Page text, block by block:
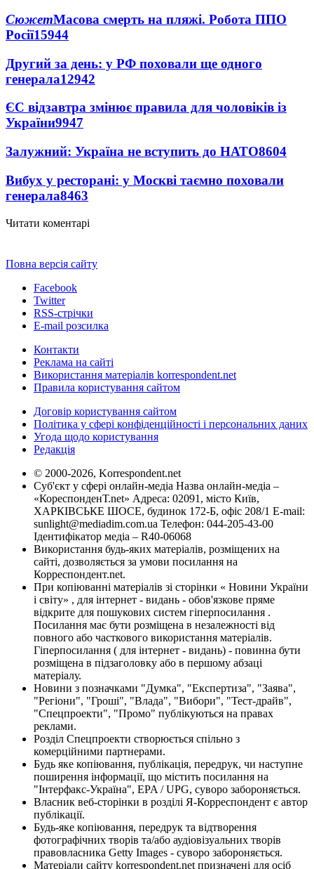
СюжетМасова смерть на пляжі. Робота ППО
Росії15944
Другий за день: у РФ поховали ще одного
генерала12942
ЄС відзавтра змінює правила для чоловіків із
України9947
Залужний: Україна не вступить до НАТО8604
Вибух у ресторані: у Москві таємно поховали
генерала8463
Читати коментарі
Повна версія сайту
Facebook
Twitter
RSS-стрічки
E-mail розсилка
Контакти
Реклама на сайті
Використання матеріалів korrespondent.net
Правила користування сайтом
Договір користування сайтом
Політика у сфері конфіденційності і персональних даних
Угода щодо користування
Редакція
© 2000-2026, Korrespondent.net
Суб'єкт у сфері онлайн-медіа Назва онлайн-медіа –
«КореспонденТ.net» Адреса: 02091, місто Київ,
ХАРКІВСЬКЕ ШОСЕ, будинок 172-Б, офіс 208/1 E-mail:
sunlight@mediadim.com.ua Телефон: 044-205-43-00
Ідентифікатор медіа – R40-06068
Використання будь-яких матеріалів, розміщених на
сайті, дозволяється за умови посилання на
Корреспондент.net.
При копіюванні матеріалів зі сторінки « Новини України
і світу» , для інтернет - видань - обов'язкове пряме
відкрите для пошукових систем гіперпосилання .
Посилання має бути розміщена в незалежності від
повного або часткового використання матеріалів.
Гіперпосилання ( для інтернет - видань) - повинна бути
розміщена в підзаголовку або в першому абзаці
матеріалу.
Новини з позначками "Думка", "Експертиза", "Заява",
"Регіони", "Гроші", "Влада", "Вибори", "Тест-драйв",
"Спецпроекти", "Промо" публікуються на правах
реклами.
Розділ Спецпроекти створюється спільно з
комерційними партнерами.
Будь яке копіювання, публікація, передрук, чи наступне
поширення інформації, що містить посилання на
"Інтерфакс-Україна", EPA / UPG, суворо забороняється.
Власник веб-сторінки в розділі Я-Корреспондент є автор
публікації.
Будь-яке копіювання, передрук та відтворення
фотографічних творів та/або аудіовізуальних творів
правовласника Getty Images - суворо забороняється.
Матеріали сайту korrespondent.net призначені для осіб